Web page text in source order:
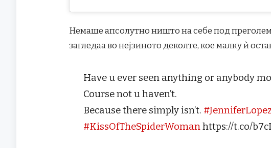
Немаше апсолутно ништо на себе под
загледаа во нејзиното деколте, кое малку ѝ
Have u ever seen anything or anybody
Course not u haven’t.
Because there simply isn’t. #JenniferLopez
#KissOfTheSpiderWomanhttps://t.co/